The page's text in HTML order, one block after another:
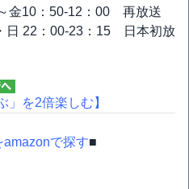
10：50-12：00 再放送
22：00-23：15 日本初放
」を2倍楽しむ】
amazonで探す■